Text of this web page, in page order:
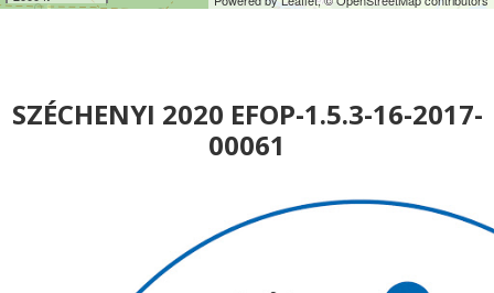
SZÉCHENYI 2020 EFOP-1.5.3-16-2017-
00061